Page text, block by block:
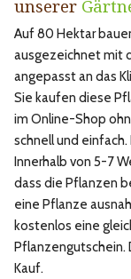
unserer
Auf 80 Hektar
ausgezeichnet mit
angepasst an das
Sie kaufen diese
im Online-Shop
schnell und
Innerhalb von 5-7
dass die Pflanzen
eine Pflanze
kostenlos eine
Pflanzengutschein.
Kauf.